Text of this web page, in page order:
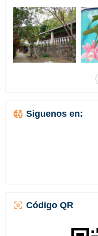
Siguenos en:
Código QR